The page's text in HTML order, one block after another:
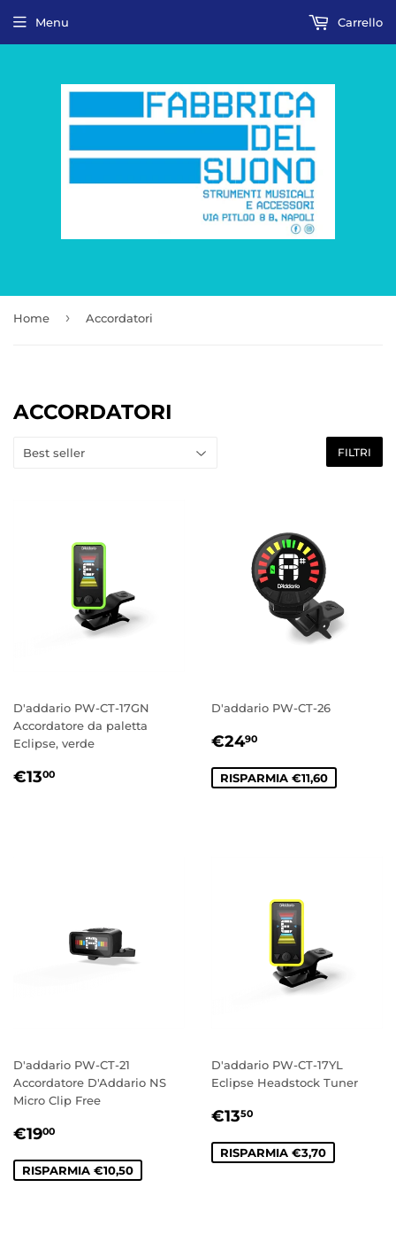
Menu Carrello
Home › Accordatori
ACCORDATORI
FILTRI
D'addario PW-CT-17GN
Accordatore da paletta
Eclipse, verde
PREZZO
€1300
D'addario PW-CT-26
PREZZO
€2490
RISPARMIA €11,60
D'addario PW-CT-21
Accordatore D'Addario NS
Micro Clip Free
PREZZO
€1900
RISPARMIA €10,50
D'addario PW-CT-17YL
Eclipse Headstock Tuner
PREZZO
€1350
RISPARMIA €3,70